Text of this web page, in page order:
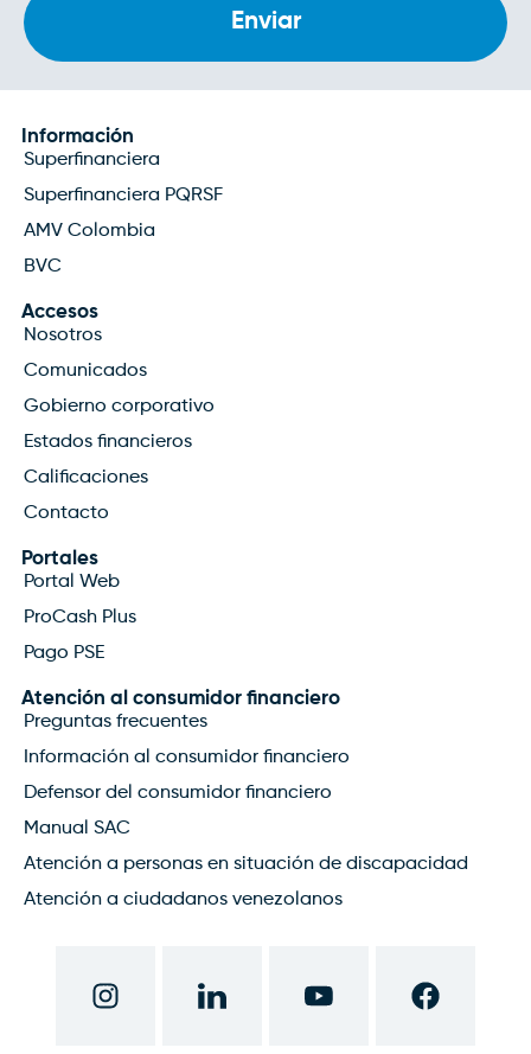
Información
Superfinanciera
Superfinanciera PQRSF
AMV Colombia
BVC
Accesos
Nosotros
Comunicados
Gobierno corporativo
Estados financieros
Calificaciones
Contacto
Portales
Portal Web
ProCash Plus
Pago PSE
Atención al consumidor financiero
Preguntas frecuentes
Información al consumidor financiero
Defensor del consumidor financiero
Manual SAC
Atención a personas en situación de discapacidad
Atención a ciudadanos venezolanos